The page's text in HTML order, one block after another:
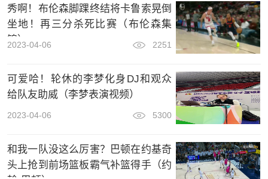
秀啊！布伦森脚踝终结将卡鲁索晃倒
坐地！再三分杀死比赛（布伦森集
锦）
2023-04-06 2251
可爱哈！轮休的李梦化身DJ和观众
给队友助威（李梦表演视频）
2023-04-06 5300
和我一队没这么厉害？巴顿在约基奇
头上抢到前场篮板霸气补篮得手（约